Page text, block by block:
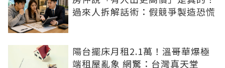
過來人拆解話術：假競爭製造恐慌
陽台擺床月租2.1萬！溫哥華爆極
端租屋亂象 網驚：台灣真天堂